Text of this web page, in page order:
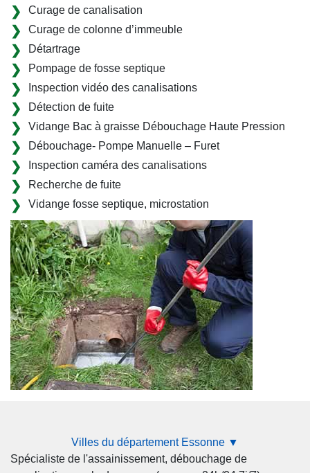
Curage de canalisation
Curage de colonne d’immeuble
Détartrage
Pompage de fosse septique
Inspection vidéo des canalisations
Détection de fuite
Vidange Bac à graisse Débouchage Haute Pression
Débouchage- Pompe Manuelle – Furet
Inspection caméra des canalisations
Recherche de fuite
Vidange fosse septique, microstation
Villes du département Essonne ▼
Spécialiste de l'assainissement, débouchage de